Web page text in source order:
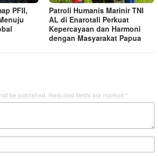
PFII,
Patroli Humanis Marinir TNI
AL di Enarotali Perkuat
Kepercayaan dan Harmoni
dengan Masyarakat Papua
be published. Required fields are marked *